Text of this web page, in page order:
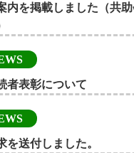
内を掲載しました（共
者表彰について
を送付しました。